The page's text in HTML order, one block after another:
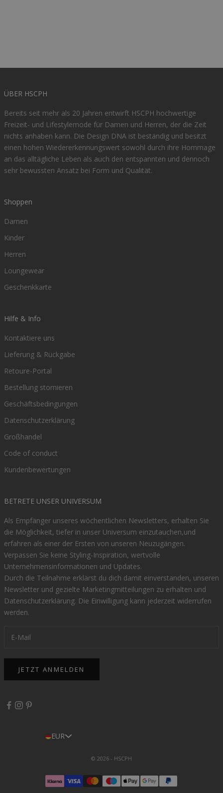
ÜBER HSCPH
Bereits seit mehr als 20 Jahren entwirft HSCPH hochwertige
Freizeit- und Lifestylemode für Damen und Herren, der die Zeit
nichts anhaben kann. Die Design DNA ist beständig und besitzt
einen hohen Wiedererkennungswert sowohl durch ihre Hommage
an das alltägliche Leben als auch den entspannten und dennoch
sehr bewussten Ansatz bei Form und Qualität.
Shoppen
Damen
Kinder
Herren
Loungewear
Geschenkkarte
Hilfe & Info
Kontaktiere uns
Lieferung & Rückgabe
Retoure-Portal
Bestellung stornieren
Geschäftsbedingungen
Datenschutzerklärung
Großhandel
Code of conduct
Kundenbewertungen
BETRETE UNSER UNIVERSUM
Als Empfänger unseres wöchentlichen Newsletters, erhalten Sie
die Möglichkeit, tiefer in unser Universum einzutauchen,und
erfahren als einer der Ersten von unseren Neuzugängen.
Verpassen Sie keine Styling-Inspiration, wertvolle
Unternehmensinformationen und Updates.
Durch die Teilnahme erklärst du dich damit einverstanden, unseren
Newsletter und gezielte Marketingmitteilungen zu erhalten und
Datenschutzerklärung. Die Einwilligung kann jederzeit widerrufen
werden.
JETZT ANMELDEN
EUR
© 2026 - HSCPH